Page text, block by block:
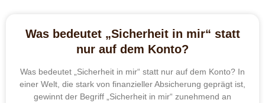
Was bedeutet „Sicherheit in mir“ statt
nur auf dem Konto?
Was bedeutet „Sicherheit in mir“ statt nur auf dem Konto? In
einer Welt, die stark von finanzieller Absicherung geprägt ist,
gewinnt der Begriff „Sicherheit in mir“ zunehmend an